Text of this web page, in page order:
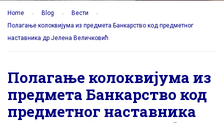
Home Blog
Вести
Полагање колоквијума из предмета Банкарство код предметног
наставника др Јелена Величковић
Полагање колоквијума из
предмета Банкарство код
предметног наставника